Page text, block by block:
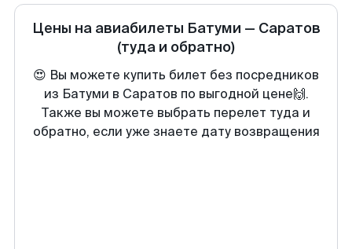
Цены на авиабилеты Батуми — Саратов
(туда и обратно)
😍 Вы можете купить билет без посредников
из Батуми в Саратов по выгодной цене🙌.
Также вы можете выбрать перелет туда и
обратно, если уже знаете дату возвращения